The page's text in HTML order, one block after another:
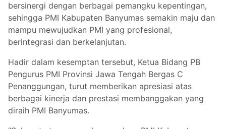
bersinergi dengan berbagai pemangku kepentingan,
sehingga PMI Kabupaten Banyumas semakin maju dan
mampu mewujudkan PMI yang profesional,
berintegrasi dan berkelanjutan.
Hadir dalam kesemptan tersebut, Ketua Bidang PB
Pengurus PMI Provinsi Jawa Tengah Bergas C
Penanggungan, turut memberikan apresiasi atas
berbagai kinerja dan prestasi membanggakan yang
diraih PMI Banyumas.